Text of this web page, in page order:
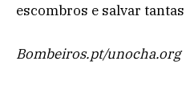
escombros e salvar
Bombeiros.pt/unocha.org